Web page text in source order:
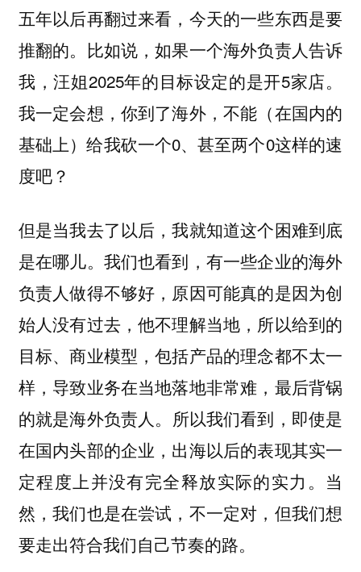
五年以后再翻过来看，今天的一些东西是要
推翻的。比如说，如果一个海外负责人告诉
我，汪姐2025年的目标设定的是开5家店。
我一定会想，你到了海外，不能（在国内的
基础上）给我砍一个0、甚至两个0这样的速
度吧？
但是当我去了以后，我就知道这个困难到底
是在哪儿。我们也看到， 有一些企业的海外
负责人做得不够好，原因可能真的是因为创
始人没有过去，他不理解当地，所以给到的
目标、商业模型，包括产品的理念都不太一
样，导致业务在当地落地非常难，最后背锅
的就是海外负责人。所以我们看到，即使是
在国内头部的企业，出海以后的表现其实一
定程度上并没有完全释放实际的实力。当
然，我们也是在尝试，不一定对，但我们想
要走出符合我们自己节奏的路。